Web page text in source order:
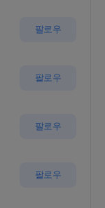
팔로우
팔로우
팔로우
팔로우